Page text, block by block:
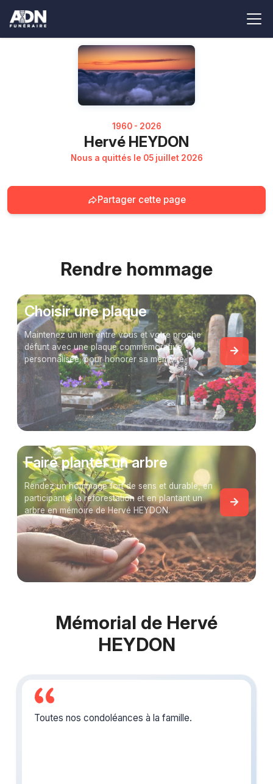
1960 - 2026
Hervé HEYDON
Nous a quittés le 05 juillet 2026
Partager cette page
Rendre hommage
Choisir une plaque
Maintenez un lien entre vous et votre proche
défunt avec une plaque commémorative
personnalisée, pour honorer sa mémoire.
Faire planter un arbre
Rendez un hommage fort de sens et durable, en
participant à la reforestation et en plantant un
arbre en mémoire de Hervé HEYDON.
Mémorial de Hervé
HEYDON
Toutes nos condoléances à la famille.